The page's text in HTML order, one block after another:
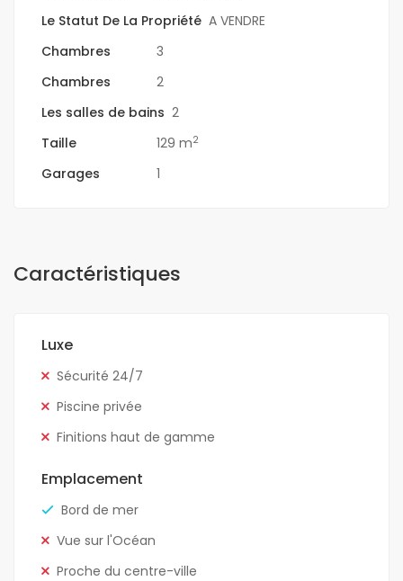
Le Statut De La Propriété A VENDRE
Chambres
3
Chambres
2
Les salles de bains 2
Taille
129 m2
Garages 1
Caractéristiques
Luxe
Sécurité 24/7
Piscine privée
Finitions haut de gamme
Emplacement
Bord de mer
Vue sur l'Océan
Proche du centre-ville